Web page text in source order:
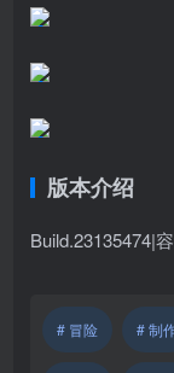
版本介绍
Build.23135474|
# 冒险 # 制